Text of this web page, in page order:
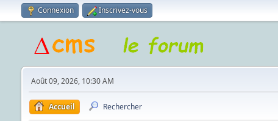
Connexion Inscrivez-vous
Août 09, 2026, 10:30 AM
Accueil Rechercher